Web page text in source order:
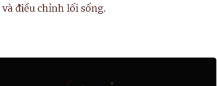
điều chỉnh lối sống.